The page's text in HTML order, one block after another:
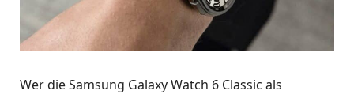
Wer die Samsung Galaxy Watch 6 Classic als